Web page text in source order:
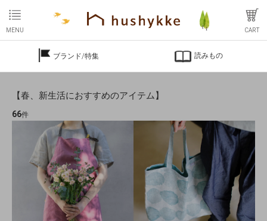
MENU CART
ブランド/特集 読みもの
【春、新生活におすすめのアイテム】
66件